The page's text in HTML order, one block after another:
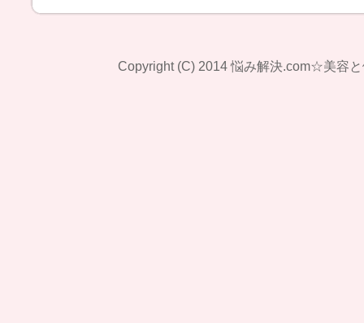
Copyright (C) 2014悩み解決.com☆美容